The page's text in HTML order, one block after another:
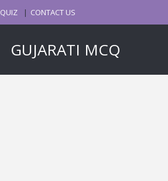
QUIZ CONTACT US
GUJARATI MCQ